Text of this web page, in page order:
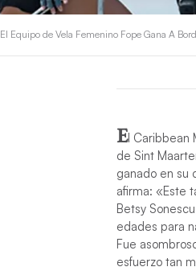
El Equipo de Vela Femenino Fope Gana A
El Caribbean
de Sint
ganado en su
afirma: «Este
Betsy
edades para
Fue
esfuerzo tan